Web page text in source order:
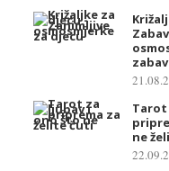
Tarot
ne